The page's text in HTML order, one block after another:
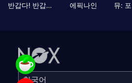
반갑다! 반갑삼국지 에픽나인